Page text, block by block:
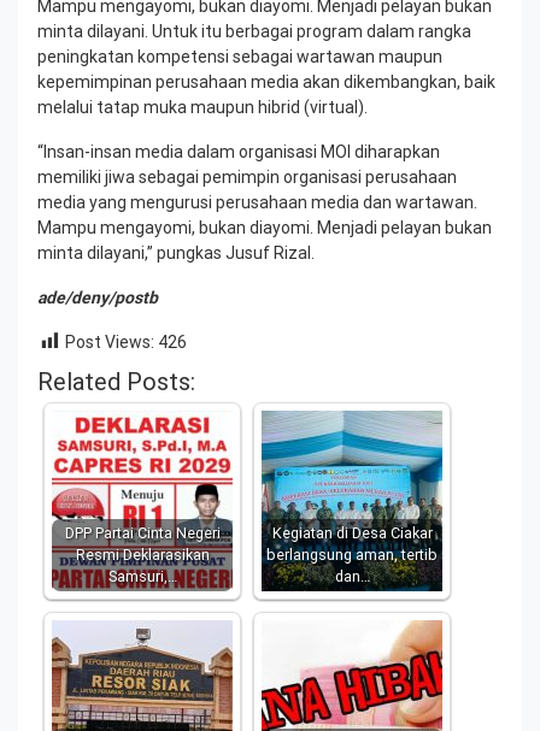
Mampu mengayomi, bukan diayomi. Menjadi pelayan bukan
minta dilayani. Untuk itu berbagai program dalam rangka
peningkatan kompetensi sebagai wartawan maupun
kepemimpinan perusahaan media akan dikembangkan, baik
melalui tatap muka maupun hibrid (virtual).
“Insan-insan media dalam organisasi MOI diharapkan
memiliki jiwa sebagai pemimpin organisasi perusahaan
media yang mengurusi perusahaan media dan wartawan.
Mampu mengayomi, bukan diayomi. Menjadi pelayan bukan
minta dilayani,” pungkas Jusuf Rizal.
ade/deny/postb
Post Views: 426
Related Posts:
DPP Partai Cinta Negeri
Resmi Deklarasikan
Samsuri,…
Kegiatan di Desa Ciakar
berlangsung aman, tertib
dan…